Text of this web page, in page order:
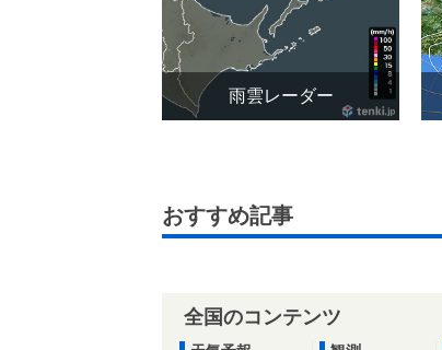
雨雲レーダー
おすすめ記事
全国のコンテンツ